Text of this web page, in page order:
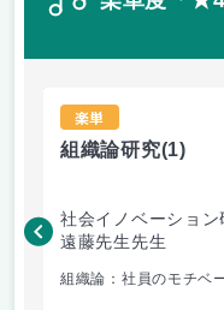
楽単
組織論研究(1)
社会イノベーショ
遠藤先生先生
組織論：社員のモチベ